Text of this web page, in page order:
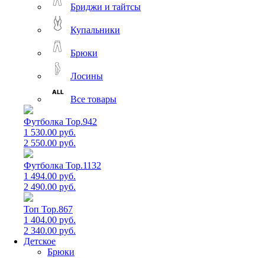
Бриджи и тайтсы
Купальники
Брюки
Лосины
Все товары
Футболка Top.942
1 530.00 руб.
2 550.00 руб.
Футболка Top.1132
1 494.00 руб.
2 490.00 руб.
Топ Top.867
1 404.00 руб.
2 340.00 руб.
Детское
Брюки